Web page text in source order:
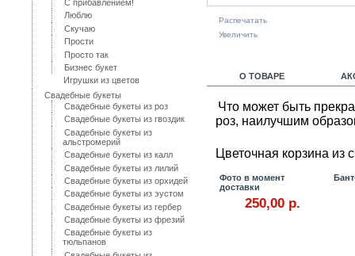
Распечатать
Увеличить
О ТОВАРЕ
Что может быть
роз, наилучшим
Цветочная корзина из
Фото в момент
доставки
250,00 р.
С прибавлением!
Люблю
Скучаю
Прости
Просто так
Бизнес букет
Игрушки из цветов
Свадебные букеты
Свадебные букеты из роз
Свадебные букеты из гвоздик
Свадебные букеты из
альстромерий
Свадебные букеты из калл
Свадебные букеты из лилий
Свадебные букеты из орхидей
Свадебные букеты из эустом
Свадебные букеты из гербер
Свадебные букеты из фрезий
Свадебные букеты из
тюльпанов